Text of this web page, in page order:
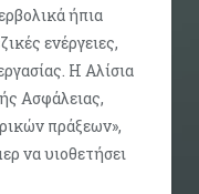
ήπια
ενέργειες,
Η Αλίσια
Ασφάλειας,
πράξεων»,
να υιοθετήσει